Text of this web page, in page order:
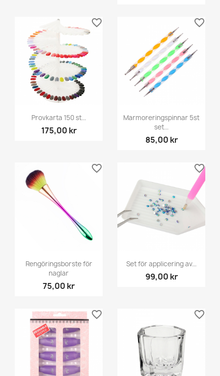
Provkarta 150 st...
175,00 kr
favorite_border
Marmoreringspinnar 5st
set...
85,00 kr
favorite_border
Rengöringsborste för
naglar
75,00 kr
favorite_border
Set för applicering av...
99,00 kr
favorite_border
favorite_border favorite_border